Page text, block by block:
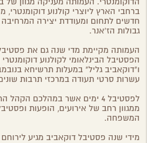
ברחבי הארץ ליוצרי קולנוע
חדשים לתחום ומעודדת יצירה
גבולות הז'אנר.
העמותה מקיימת מדי שנה גם את
הפסטיבל הבינלאומי לקולנוע דוקומנטרי
ו"דוקאביב גליל" במעלות תרשיחא
עשרות סרטי תעודה במרכזי תרבות
לפסטיבל 4 ימים
אשר במהלכם הקהל
ממגוון רחב של אירועים, הופעות
המשפחה.
מידי שנה פסטיבל דוקאביב מגיע